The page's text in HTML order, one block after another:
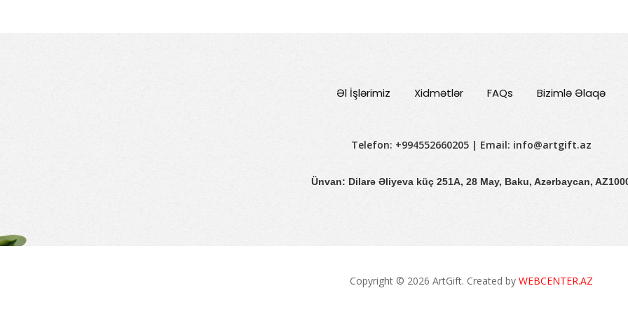
Əl İşlərimiz Xidmətlər FAQs Bizimlə Əlaqə
Telefon: +994552660205 | Email: info@artgift.az
Ünvan: Dilarə Əliyeva küç 251A, 28 May, Baku, Azərbaycan,
Copyright © 2026 ArtGift. Created by WEBCENTER.AZ